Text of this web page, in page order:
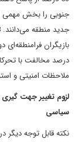
جنوبی را بخش مهمی
درصد مخالفت با
ملاحظات امنیتی و
لزوم تغییر جهت
سیاسی